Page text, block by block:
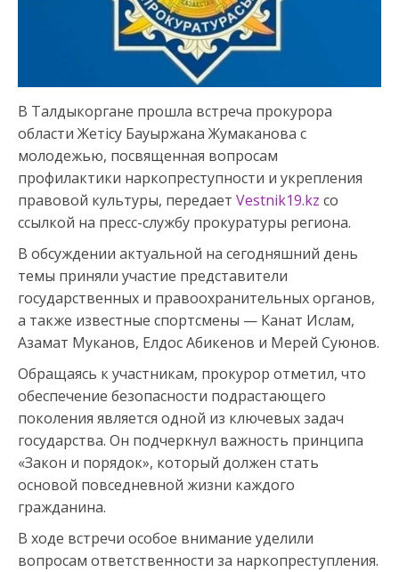
В Талдыкоргане прошла встреча прокурора
области Жетісу Бауыржана Жумаканова с
молодежью, посвященная вопросам
профилактики наркопреступности и укрепления
правовой культуры, передает Vestnik19.kz со
ссылкой на пресс-службу прокуратуры региона.
В обсуждении актуальной на сегодняшний день
темы приняли участие представители
государственных и правоохранительных органов,
а также известные спортсмены — Канат Ислам,
Азамат Муканов, Елдос Абикенов и Мерей Суюнов.
Обращаясь к участникам, прокурор отметил, что
обеспечение безопасности подрастающего
поколения является одной из ключевых задач
государства. Он подчеркнул важность принципа
«Закон и порядок», который должен стать
основой повседневной жизни каждого
гражданина.
В ходе встречи особое внимание уделили
вопросам ответственности за наркопреступления.